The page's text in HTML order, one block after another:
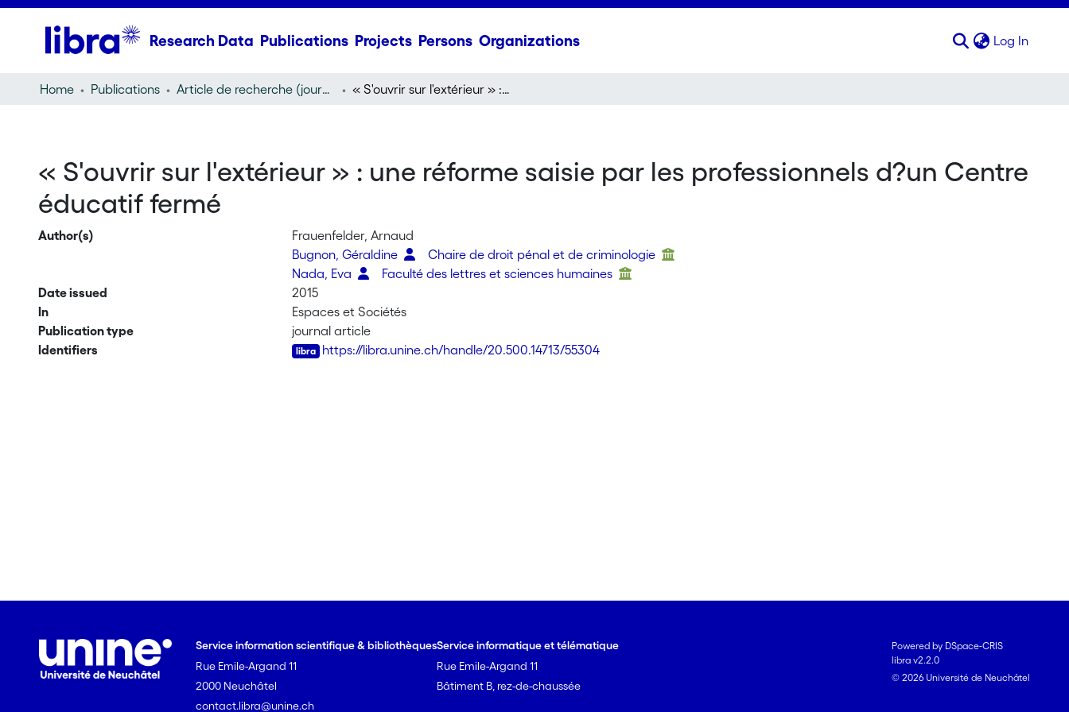
Research Data Publications Projects Persons Organizations Log In
Home Publications Article de recherche (journal article) « S'ouvrir sur l'extérieur » : une réforme saisie par les professionnels d?un Centre éducatif fermé
« S'ouvrir sur l'extérieur » : une réforme saisie par les professionnels d?un Centre
éducatif fermé
Author(s)
Frauenfelder, Arnaud
Bugnon, Géraldine
Chaire de droit pénal et de criminologie
Nada, Eva
Faculté des lettres et sciences humaines
Date issued
2015
In
Espaces et Sociétés
Publication type
journal article
Identifiers
https://libra.unine.ch/handle/20.500.14713/55304
Service information scientifique & bibliothèques
Rue Emile-Argand 11
2000 Neuchâtel
contact.libra@unine.ch
Service informatique et télématique
Rue Emile-Argand 11
Bâtiment B, rez-de-chaussée
Powered by DSpace-CRIS
libra v2.2.0
© 2026 Université de Neuchâtel